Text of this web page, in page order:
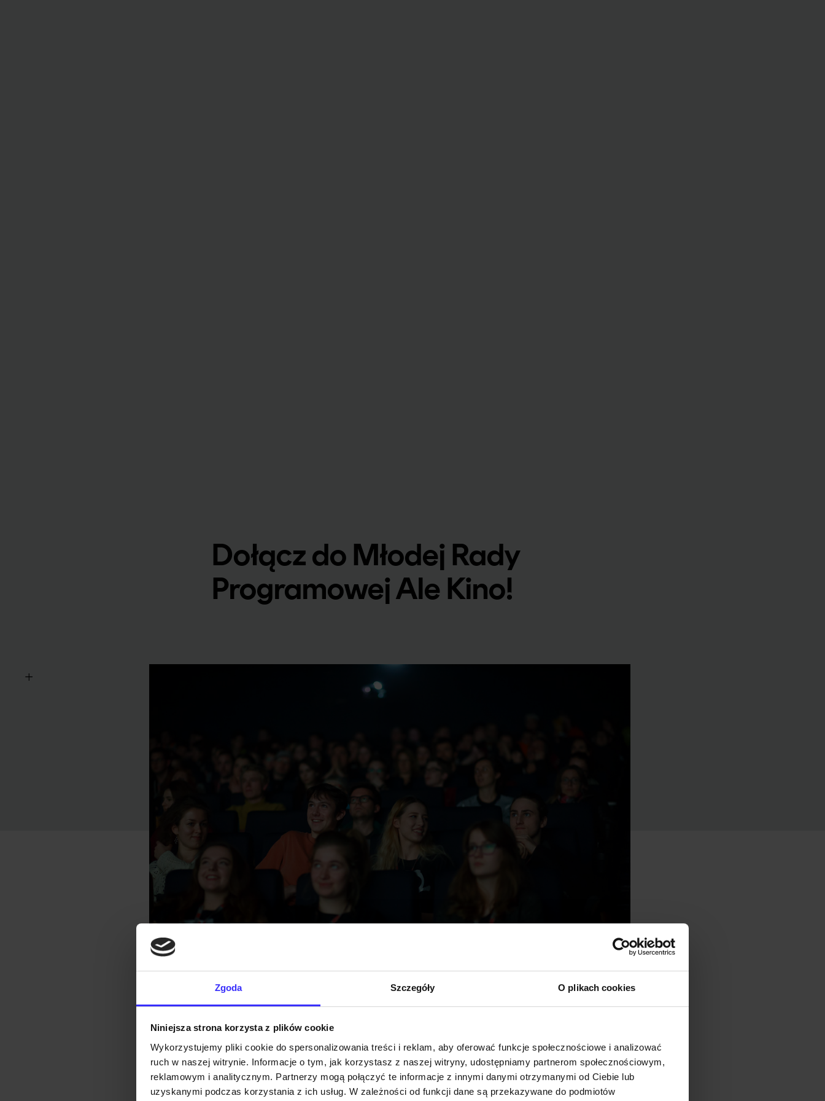
Zgoda Szczegóły O plikach cookies
Niniejsza strona korzysta z plików cookie
Wykorzystujemy pliki cookie do spersonalizowania treści i reklam, aby oferować funkcje społecznościowe i analizować
ruch w naszej witrynie. Informacje o tym, jak korzystasz z naszej witryny, udostępniamy partnerom społecznościowym,
reklamowym i analitycznym. Partnerzy mogą połączyć te informacje z innymi danymi otrzymanymi od Ciebie lub
uzyskanymi podczas korzystania z ich usług. W zależności od funkcji dane są przekazywane do podmiotów
Dołącz do Młodej Rady
Programowej Ale Kino!
+
Młoda Rada Programowa to szansa dla młodych
miłośników i miłośniczek kina na aktywne
zaangażowanie się we współtworzenie Festiwalu. Dziś
ogłaszamy konkurs, w ramach którego wyłonimy